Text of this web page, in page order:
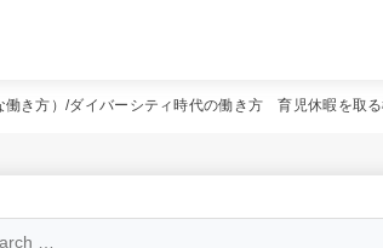
働き方） ダイバーシティ時代の働き方 育児休暇を取る